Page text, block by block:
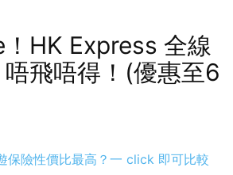
HK Express 全線
飛唔得！(優惠至6
保險性價比最高？一 click 即可比較